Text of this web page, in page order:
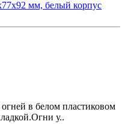
мм, белый корпус
в белом пластиковом
у..